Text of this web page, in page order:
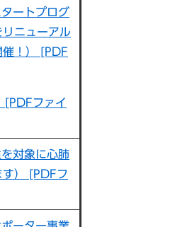
ートプログ
ニューアル
催！） [PDF
[PDFファイ
対象に心肺
す） [PDFフ